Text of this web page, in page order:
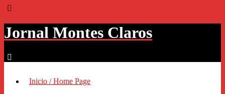
Jornal Montes Claros
Inicio / Home Page